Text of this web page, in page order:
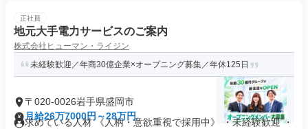
正社員
地元大手電力サービスのご案内
株式会社ヒューマン・ライジン
未経験歓迎／年商30億企業×オープニング募集／年休125日
〒020-0026岩手県盛岡市
月給26万7000円～28万円
求めている人材 《人柄・意欲重視で採用中》 ・未経験歓迎 ・